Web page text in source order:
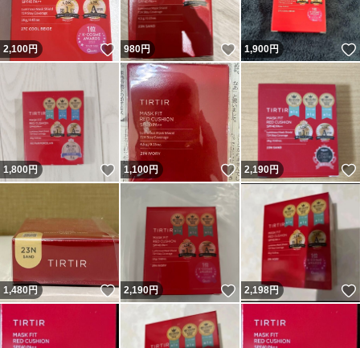
2,100円 いいね！
980円 いいね！
1,900円
1,800円 いいね！
1,100円 いいね！
2,190円
1,480円 いいね！
2,190円 いいね！
2,198円